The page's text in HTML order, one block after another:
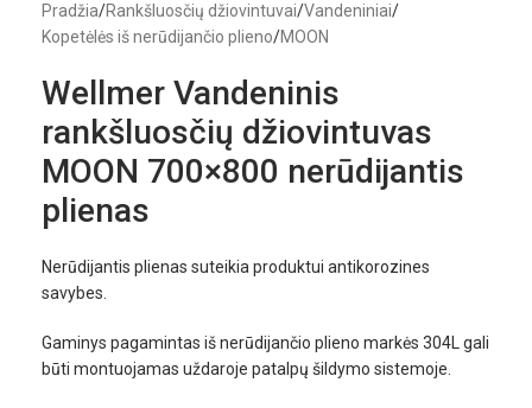
Pradžia/Rankšluosčių džiovintuvai/Vandeniniai/
Kopetėlės iš nerūdijančio plieno/MOON
Wellmer Vandeninis
rankšluosčių džiovintuvas
MOON 700×800 nerūdijantis
plienas
Nerūdijantis plienas suteikia produktui antikorozines
savybes.
Gaminys pagamintas iš nerūdijančio plieno markės 304L gali
būti montuojamas uždaroje patalpų šildymo sistemoje.